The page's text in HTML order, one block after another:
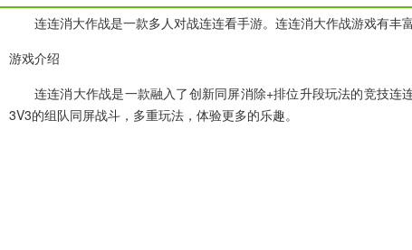
连连消大作战是一款多人对战连连看手游。连连消大作战游戏有丰
游戏介绍
连连消大作战是一款融入了创新同屏消除+排位升段玩法的竞技
3V3的组队同屏战斗，多重玩法，体验更多的乐趣。